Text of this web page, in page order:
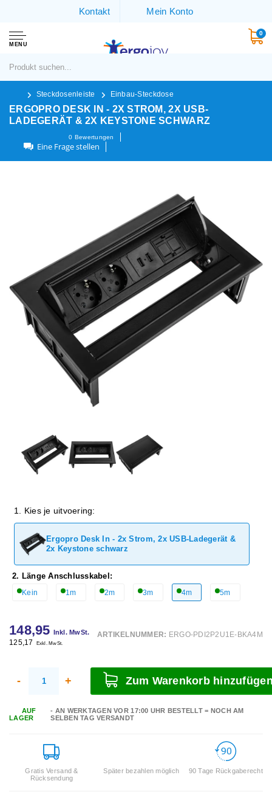
Kontakt Mein Konto
MENU
0
Steckdosenleiste Einbau-Steckdose
ERGOPRO DESK IN - 2X STROM, 2X USB-
LADEGERÄT & 2X KEYSTONE SCHWARZ
0 Bewertungen
Eine Frage stellen
1. Kies je uitvoering:
Ergopro Desk In - 2x Strom, 2x USB-Ladegerät &
2x Keystone schwarz
2. Länge Anschlusskabel:
Kein 1m 2m 3m 4m 5m
148,95 Inkl. MwSt.
125,17 Exkl. MwSt.
ARTIKELNUMMER: ERGO-PDI2P2U1E-BKA4M
- + Zum Warenkorb
AUF
LAGER
- AN WERKTAGEN VOR 17:00 UHR BESTELLT = NOCH AM
SELBEN TAG VERSANDT
Gratis Versand &
Rücksendung
Später bezahlen möglich 90 Tage Rückgaberecht